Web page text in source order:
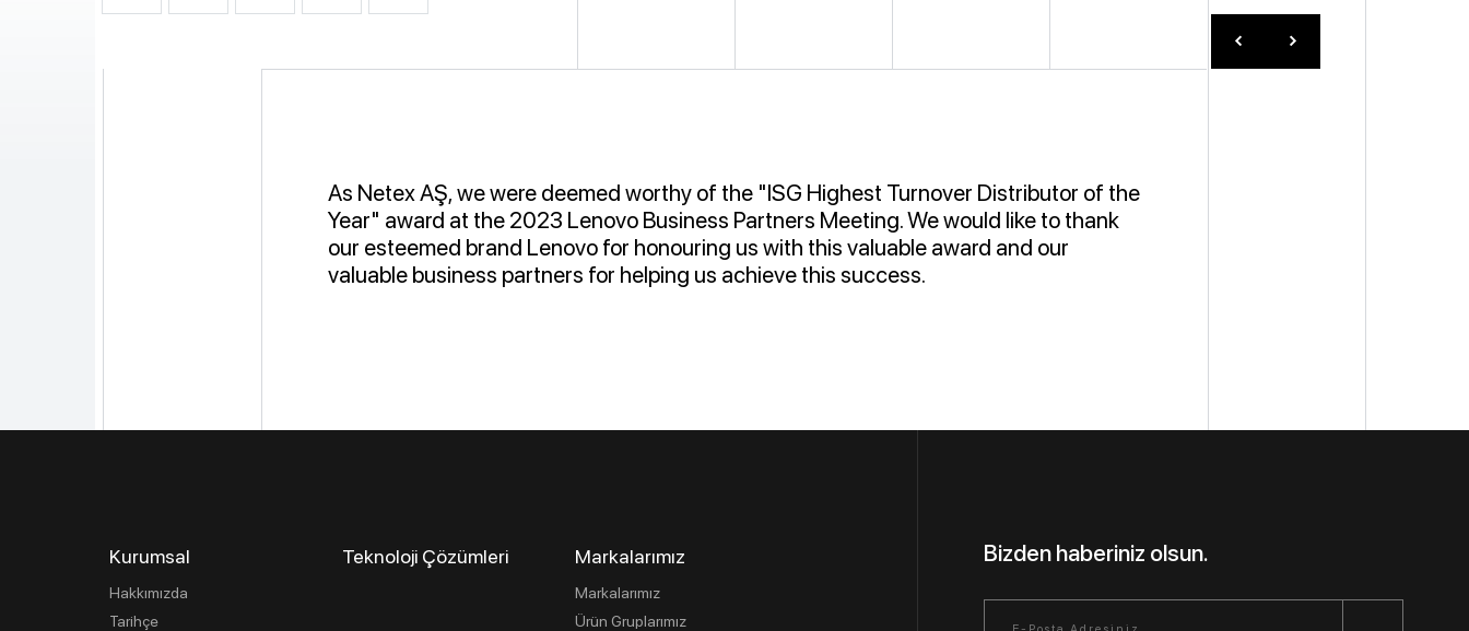
As Netex AŞ, we were deemed worthy of the "ISG Highest Turnover Distributor of the
Year" award at the 2023 Lenovo Business Partners Meeting. We would like to thank
our esteemed brand Lenovo for honouring us with this valuable award and our
valuable business partners for helping us achieve this success.
Kurumsal
Hakkımızda
Tarihçe
Teknoloji Çözümleri Markalarımız
Markalarımız
Ürün Gruplarımız
Bizden haberiniz olsun.